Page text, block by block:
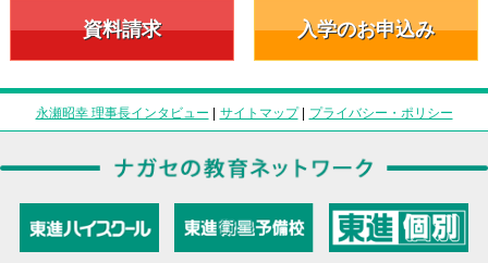
資料請求 入学のお申込み
永瀬昭幸 理事長インタビュー | サイトマップ| プライバシー・ポリシー